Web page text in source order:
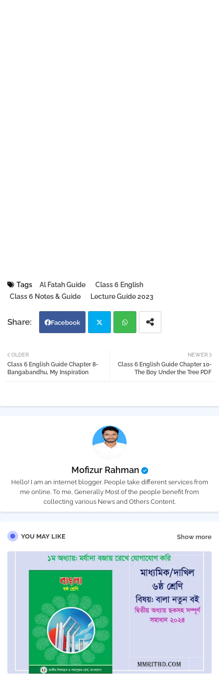
Tags Al Fatah Guide
Class 6 English
Class 6 Notes & Guide
Lecture Guide 2023
Facebook
tter atsa
NEWER
Class 6 English Guide Chapter 10-
The Boy Under the Tree PDF
OLDER
Class 6 English Guide Chapter 8-
Bangabandhu, My Inspiration
Mofizur Rahman
Hello! I am an internet blogger. People take different services from
me online. To me, Generally Most of the people benefit from
collecting various News and Others Content.
YOU MAY LIKE Show more